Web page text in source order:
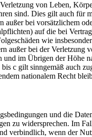
von Leben,
sind. Dies gilt auch für
außer bei vorsätzlichem
auf die bei
wie
außer bei der Verletzung
und im Übrigen der Höhe
c gilt sinngemäß auch
nationalem Recht
und die
zu widersprechen. Im
verbindlich, wenn der